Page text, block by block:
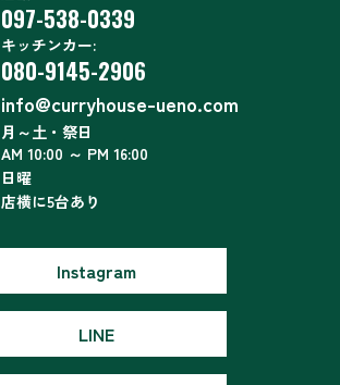
097-538-0339
キッチンカー:
080-9145-2906
info@curryhouse-ueno.com
月～土・祭日
AM 10:00 ～ PM 16:00
日曜
店横に5台あり
Instagram
LINE